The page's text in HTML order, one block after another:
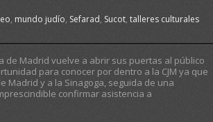
, mundo judío, Sefarad, Sucot, talleres culturales
de Madrid vuelve a abrir sus puertas al público
para conocer por dentro a la CJM ya que
Madrid y a la Sinagoga, seguida de una
confirmar asistencia a